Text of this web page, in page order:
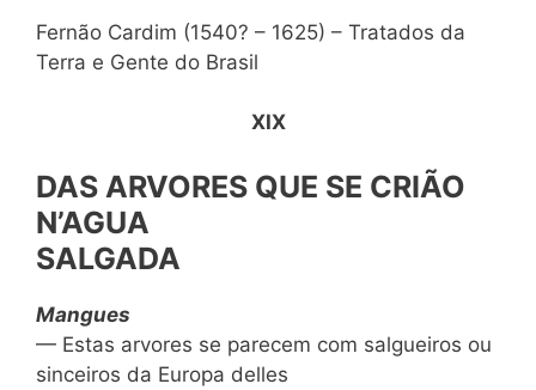
Fernão Cardim (1540? – 1625) – Tratados da
Terra e Gente do Brasil
XIX
DAS ARVORES QUE SE CRIÃO
N’AGUA
SALGADA
Mangues
— Estas arvores se parecem com salgueiros ou
sinceiros da Europa delles